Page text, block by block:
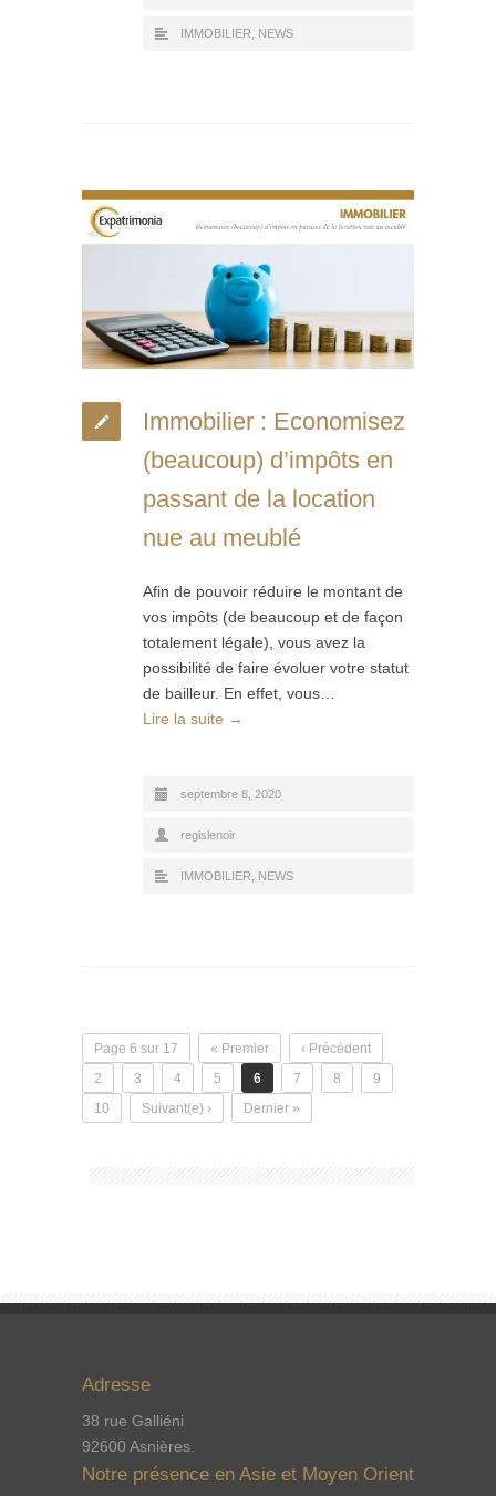
IMMOBILIER NEWS
Immobilier : Economisez
(beaucoup) d’impôts en
passant de la location
nue au meublé
Afin de pouvoir réduire le montant de
vos impôts (de beaucoup et de façon
totalement légale), vous avez la
possibilité de faire évoluer votre statut
de bailleur. En effet, vous…
Lire la suite →
septembre 8, 2020
regislenoir
IMMOBILIER NEWS
Page 6 sur 17 « Premier
‹ Précédent
2
3 4 5 6 7 8
9
10
Suivant(e) › Dernier »
Adresse
38 rue Galliéni
92600 Asnières.
Notre présence en Asie et Moyen Orient